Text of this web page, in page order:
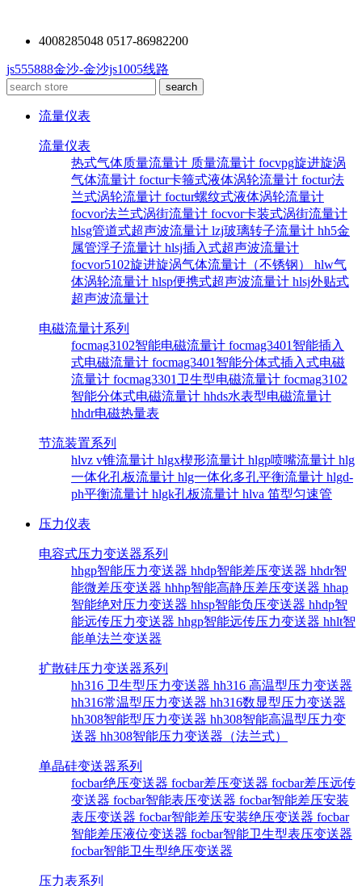
4008285048 0517-86982200
js555888金沙-金沙js1005线路
流量仪表
流量仪表
热式气体质量流量计 质量流量计 focvpg旋进旋涡
气体流量计 foctur卡箍式液体涡轮流量计 foctur法
兰式涡轮流量计 foctur螺纹式液体涡轮流量计
focvor法兰式涡街流量计 focvor卡装式涡街流量计
hlsg管道式超声波流量计 lzj玻璃转子流量计 hh5金
属管浮子流量计 hlsj插入式超声波流量计
focvor5102旋进旋涡气体流量计（不锈钢） hlw气
体涡轮流量计 hlsp便携式超声波流量计 hlsj外贴式
超声波流量计
电磁流量计系列
focmag3102智能电磁流量计 focmag3401智能插入
式电磁流量计 focmag3401智能分体式插入式电磁
流量计 focmag3301卫生型电磁流量计 focmag3102
智能分体式电磁流量计 hhds水表型电磁流量计
hhdr电磁热量表
节流装置系列
hlvz v锥流量计 hlgx楔形流量计 hlgp喷嘴流量计 hlg
一体化孔板流量计 hlg一体化多孔平衡流量计 hlgd-
ph平衡流量计 hlgk孔板流量计 hlva 笛型匀速管
压力仪表
电容式压力变送器系列
hhgp智能压力变送器 hhdp智能差压变送器 hhdr智
能微差压变送器 hhhp智能高静压差压变送器 hhap
智能绝对压力变送器 hhsp智能负压变送器 hhdp智
能远传压力变送器 hhgp智能远传压力变送器 hhlt智
能单法兰变送器
扩散硅压力变送器系列
hh316 卫生型压力变送器 hh316 高温型压力变送器
hh316常温型压力变送器 hh316数显型压力变送器
hh308智能型压力变送器 hh308智能高温型压力变
送器 hh308智能压力变送器（法兰式）
单晶硅变送器系列
focbar绝压变送器 focbar差压变送器 focbar差压远传
变送器 focbar智能表压变送器 focbar智能差压安装
表压变送器 focbar智能差压安装绝压变送器 focbar
智能差压液位变送器 focbar智能卫生型表压变送器
focbar智能卫生型绝压变送器
压力表系列